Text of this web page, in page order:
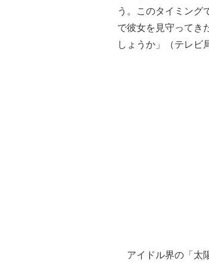
う。このタイミング
で彼女を見守ってき
しょうか」（テレビ
アイドル界の「太